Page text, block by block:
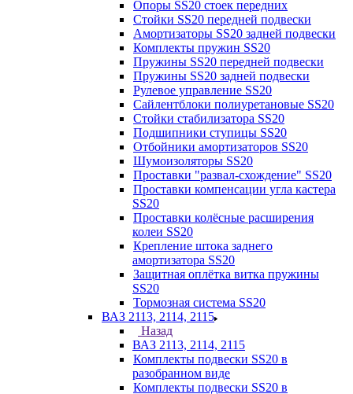
Опоры SS20 стоек передних
Стойки SS20 передней подвески
Амортизаторы SS20 задней подвески
Комплекты пружин SS20
Пружины SS20 передней подвески
Пружины SS20 задней подвески
Рулевое управление SS20
Сайлентблоки полиуретановые SS20
Стойки стабилизатора SS20
Подшипники ступицы SS20
Отбойники амортизаторов SS20
Шумоизоляторы SS20
Проставки "развал-схождение" SS20
Проставки компенсации угла кастера
SS20
Проставки колёсные расширения
колеи SS20
Крепление штока заднего
амортизатора SS20
Защитная оплётка витка пружины
SS20
Тормозная система SS20
ВАЗ 2113, 2114, 2115
Назад
ВАЗ 2113, 2114, 2115
Комплекты подвески SS20 в
разобранном виде
Комплекты подвески SS20 в